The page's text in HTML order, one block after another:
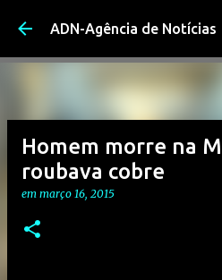
Avançar para o
ADN-Agência de Notícias
Homem morre na
roubava cobre
em março 16, 2015